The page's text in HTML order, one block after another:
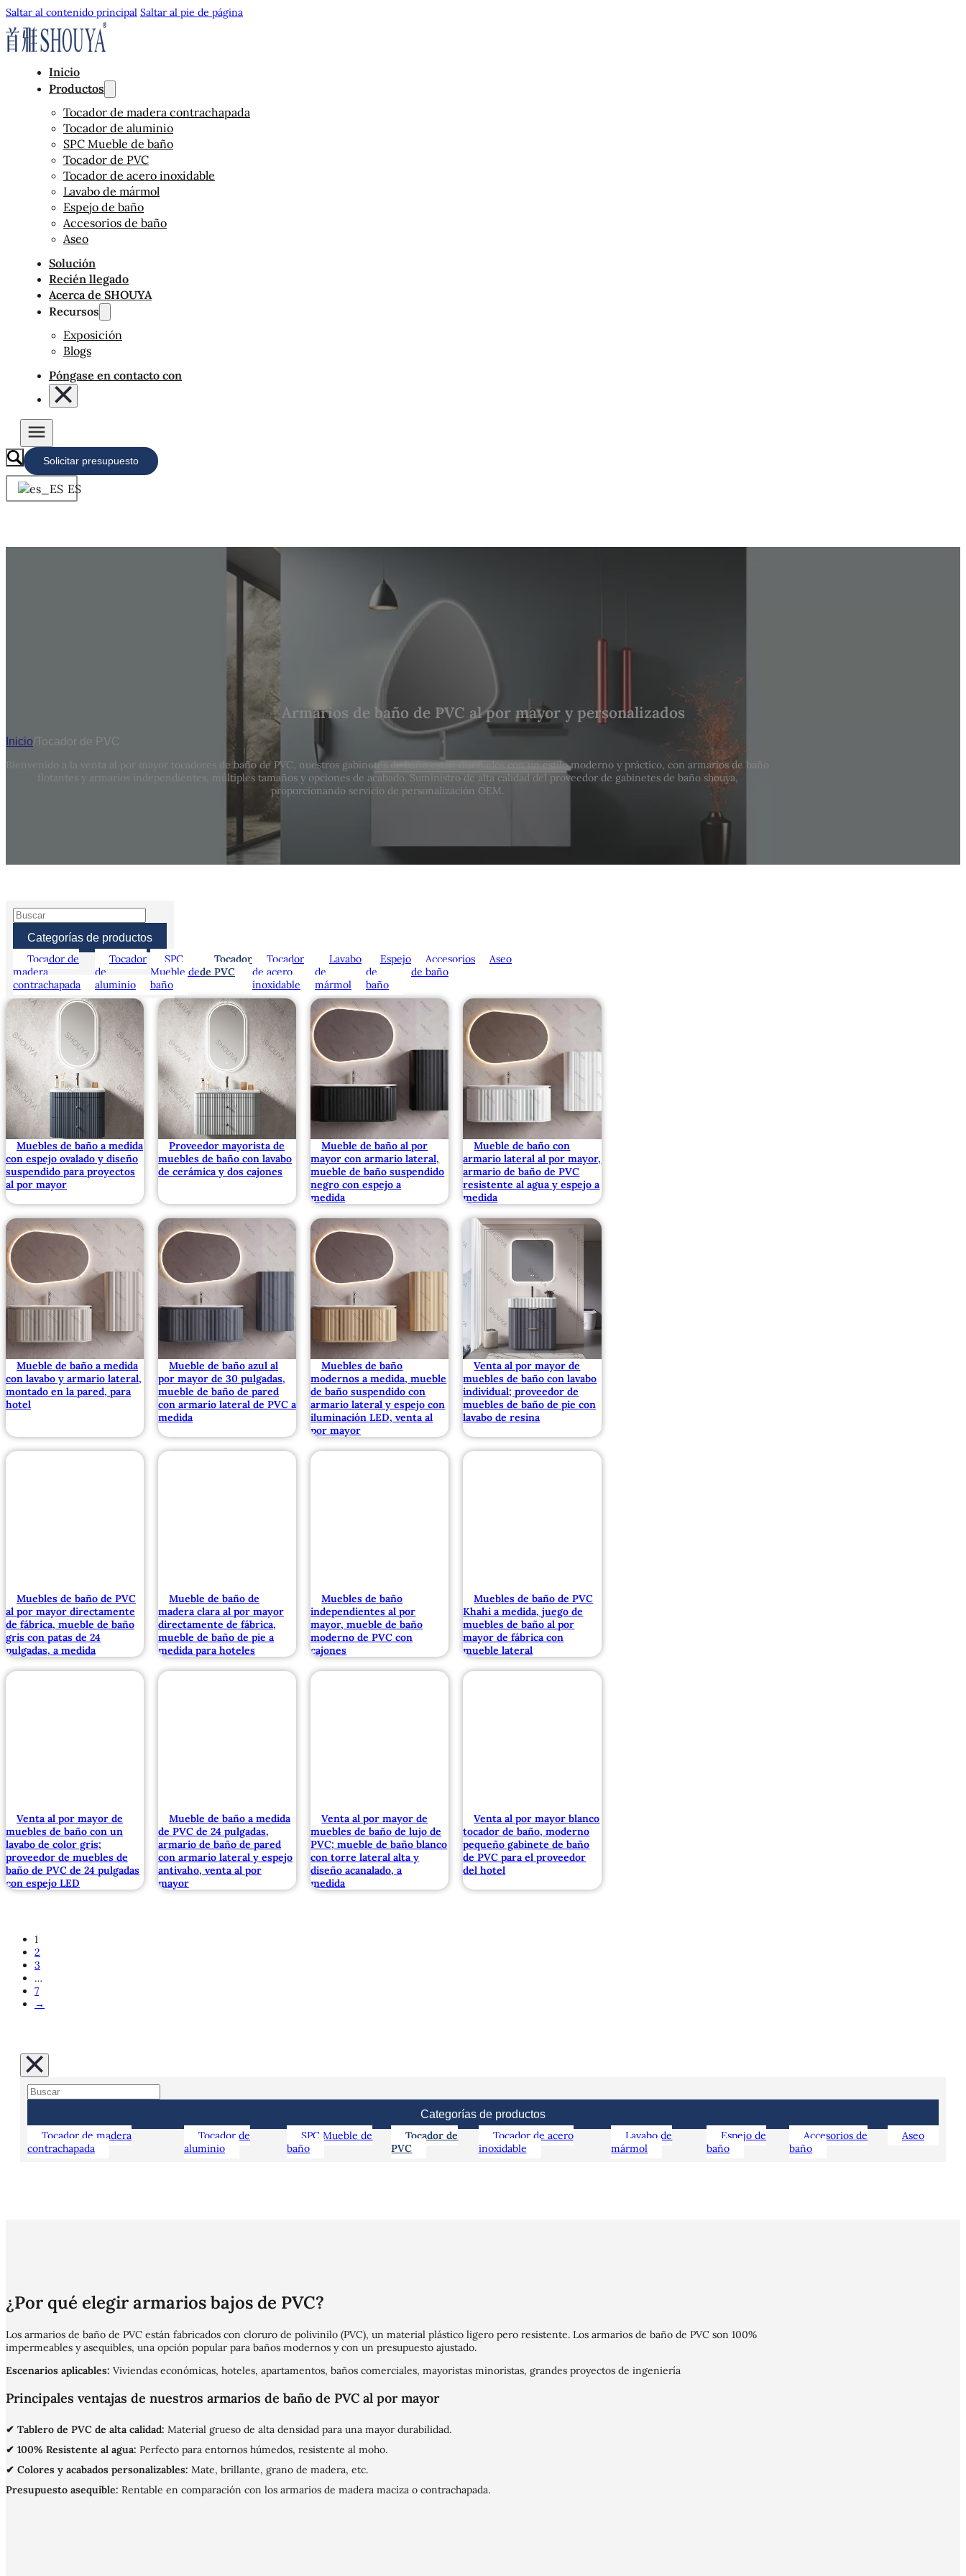
Saltar al contenido principal Saltar al pie de página
Inicio
Productos
Tocador de madera contrachapada
Tocador de aluminio
SPC Mueble de baño
Tocador de PVC
Tocador de acero inoxidable
Lavabo de mármol
Espejo de baño
Accesorios de baño
Aseo
Solución
Recién llegado
Acerca de SHOUYA
Recursos
Exposición
Blogs
Póngase en contacto con
Solicitar presupuesto
ES
Armarios de baño de PVC al por mayor y personalizados
Inicio/Tocador de PVC
Bienvenido a la venta al por mayor tocadores de baño de PVC, nuestros gabinetes de baño están diseñados con un estilo moderno y práctico, con armarios de baño
flotantes y armarios independientes, múltiples tamaños y opciones de acabado. Suministro de alta calidad del proveedor de gabinetes de baño shouya,
proporcionando servicio de personalización OEM.
Categorías de productos
Tocador de
madera
contrachapada
Tocador
de
aluminio
SPC
Mueble de
baño
Tocador
de PVC
Tocador
de acero
inoxidable
Lavabo
de
mármol
Espejo
de
baño
Accesorios
de baño
Aseo
Muebles de baño a medida
con espejo ovalado y diseño
suspendido para proyectos
al por mayor
Proveedor mayorista de
muebles de baño con lavabo
de cerámica y dos cajones
Mueble de baño al por
mayor con armario lateral,
mueble de baño suspendido
negro con espejo a
medida
Mueble de baño con
armario lateral al por mayor,
armario de baño de PVC
resistente al agua y espejo a
medida
Mueble de baño a medida
con lavabo y armario lateral,
montado en la pared, para
hotel
Mueble de baño azul al
por mayor de 30 pulgadas,
mueble de baño de pared
con armario lateral de PVC a
medida
Muebles de baño
modernos a medida, mueble
de baño suspendido con
armario lateral y espejo con
iluminación LED, venta al
por mayor
Venta al por mayor de
muebles de baño con lavabo
individual; proveedor de
muebles de baño de pie con
lavabo de resina
Muebles de baño de PVC
al por mayor directamente
de fábrica, mueble de baño
gris con patas de 24
pulgadas, a medida
Mueble de baño de
madera clara al por mayor
directamente de fábrica,
mueble de baño de pie a
medida para hoteles
Muebles de baño
independientes al por
mayor, mueble de baño
moderno de PVC con
cajones
Muebles de baño de PVC
Khahi a medida, juego de
muebles de baño al por
mayor de fábrica con
mueble lateral
Venta al por mayor de
muebles de baño con un
lavabo de color gris;
proveedor de muebles de
baño de PVC de 24 pulgadas
con espejo LED
Mueble de baño a medida
de PVC de 24 pulgadas,
armario de baño de pared
con armario lateral y espejo
antivaho, venta al por
mayor
Venta al por mayor de
muebles de baño de lujo de
PVC; mueble de baño blanco
con torre lateral alta y
diseño acanalado, a
medida
Venta al por mayor blanco
tocador de baño, moderno
pequeño gabinete de baño
de PVC para el proveedor
del hotel
1
2
3
…
7
→
Categorías de productos
Tocador de madera
contrachapada
Tocador de
aluminio
SPC Mueble de
baño
Tocador de
PVC
Tocador de acero
inoxidable
Lavabo de
mármol
Espejo de
baño
Accesorios de
baño
Aseo
¿Por qué elegir armarios bajos de PVC?
Los armarios de baño de PVC están fabricados con cloruro de polivinilo (PVC), un material plástico ligero pero resistente. Los armarios de baño de PVC son 100%
impermeables y asequibles, una opción popular para baños modernos y con un presupuesto ajustado.
Escenarios aplicables: Viviendas económicas, hoteles, apartamentos, baños comerciales, mayoristas minoristas, grandes proyectos de ingeniería
Principales ventajas de nuestros armarios de baño de PVC al por mayor
✔ Tablero de PVC de alta calidad: Material grueso de alta densidad para una mayor durabilidad.
✔ 100% Resistente al agua: Perfecto para entornos húmedos, resistente al moho.
✔ Colores y acabados personalizables: Mate, brillante, grano de madera, etc.
Presupuesto asequible: Rentable en comparación con los armarios de madera maciza o contrachapada.